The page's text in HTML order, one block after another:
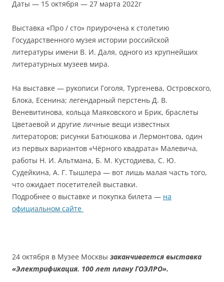
Даты — 15 октября — 27 марта 2022г
Выставка «Про / сто» приурочена к столетию
Государственного музея истории российской
литературы имени В. И. Даля, одного из крупнейших
литературных музеев мира.
На выставке — рукописи Гоголя, Тургенева, Островского,
Блока, Есенина; легендарный перстень Д. В.
Веневитинова, кольца Маяковского и Брик, браслеты
Цветаевой и другие личные вещи известных
литераторов; рисунки Батюшкова и Лермонтова, один
из первых вариантов «Чёрного квадрата» Малевича,
работы Н. И. Альтмана, Б. М. Кустодиева, С. Ю.
Судейкина, А. Г. Тышлера — вот лишь малая часть того,
что ожидает посетителей выставки.
Подробнее о выставке и покупка билета — на
официальном сайте
24 октября в Музее Москвы заканчивается выставка
«Электрификация. 100 лет плану ГОЭЛРО».